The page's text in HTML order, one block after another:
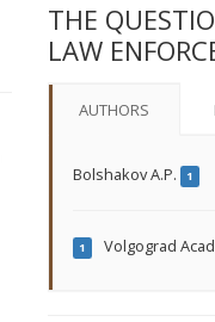
THE
LAW
AUTHORS
Bolshakov A.P. 1
1 Volgograd